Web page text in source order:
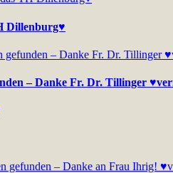
Dillenburg♥
– Danke Fr. Dr. Tillinger